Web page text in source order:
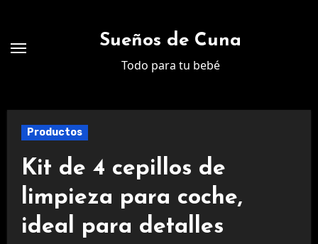
contenido
Sueños de Cuna
Todo para tu bebé
Productos
Kit de 4 cepillos de
limpieza para coche,
ideal para detalles